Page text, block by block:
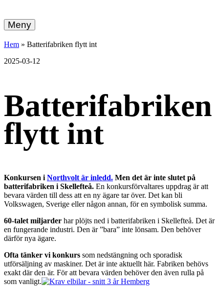
vidare
till
energi
+
Meny
Hem » Batterifabriken flytt int
2025-03-12
Batterifabriken
flytt int
Konkursen i Northvolt är inledd. Men det är inte slutet på
batterifabriken i Skellefteå. En konkursförvaltares uppdrag är att
bevara värden till dess att en ny ägare tar över. Det kan bli
Volkswagen, Sverige eller någon annan, för en symbolisk summa.
60-talet miljarder har plöjts ned i batterifabriken i Skellefteå. Det är
en fungerande industri. Den är ”bara” inte lönsam. Den behöver
därför nya ägare.
Ofta tänker vi konkurs som nedstängning och sporadisk
utförsäljning av maskiner. Det är inte aktuellt här. Fabriken behövs
exakt där den är. För att bevara värden behöver den även rulla på
som vanligt.